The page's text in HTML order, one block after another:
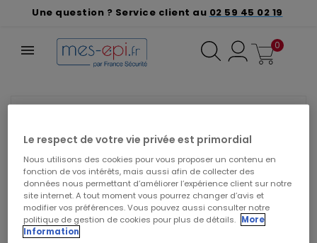
Une question ? Service client au 02 59 45 02 19
0
DÉSAGRÉMENT.
Effectuez une nouvelle recherche
Le respect de votre vie privée est primordial
Nous utilisons des cookies pour vous proposer un contenu en
fonction de vos intérêts, mais aussi afin de collecter des
données nous permettant d’améliorer l’expérience client sur notre
site internet. A tout moment vous pourrez changer d’avis et
modifier vos préférences. Vous pouvez aussi consulter notre
politique de gestion de cookies pour plus de détails. More
Information